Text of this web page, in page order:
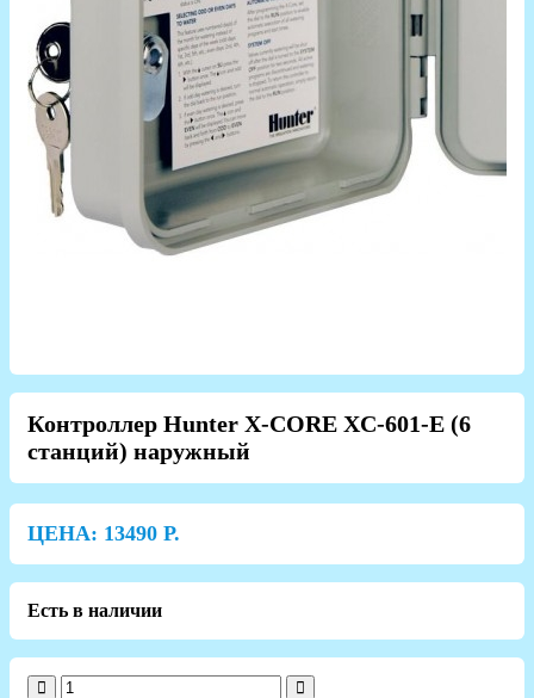
Контроллер Hunter X-CORE XC-601-E (6
станций) наружный
ЦЕНА: 13490 Р.
Есть в наличии